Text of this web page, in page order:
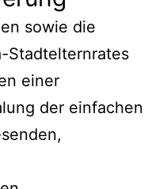
sowie die
Stadtelternrates
einer
der einfachen